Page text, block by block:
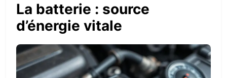
La batterie : source
d’énergie vitale